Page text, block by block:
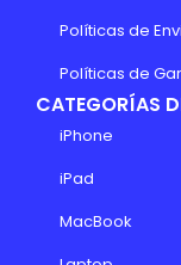
Políticas de
Políticas de
CATEGORÍAS
iPhone
iPad
MacBook